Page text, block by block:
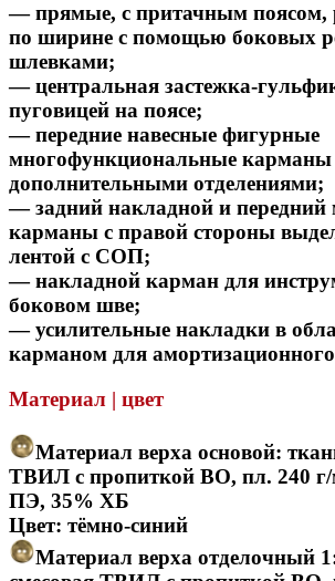
— прямые, с притачным поясом,
по ширине с помощью боковых
шлевками;
— центральная застежка-
пуговицей на поясе;
— передние навесные фигурные
многофункциональные карманы
дополнительными отделениями;
— задний накладной и
карманы с правой стороны
лентой с СОП;
— накладной карман для
боковом шве;
— усилительные накладки в
карманом для
Материал | цвет
Материал верха основой:
ТВИЛ с пропиткой ВО, пл. 240 г/
ПЭ, 35% ХБ
Цвет: тёмно-синий
Материал верха отделочный